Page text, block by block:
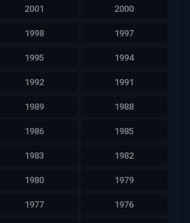
2001 2000
1998 1997
1995 1994
1992 1991
1989 1988
1986 1985
1983 1982
1980 1979
1977 1976